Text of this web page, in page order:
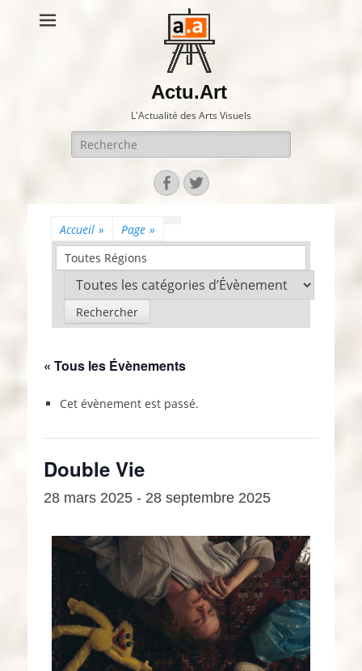
Actu.Art
L'Actualité des Arts Visuels
Recherche
pour:
Facebook
Twitter
Accueil » Page »
Toutes Régions
« Tous les Évènements
Cet évènement est passé.
Double Vie
28 mars 2025 - 28 septembre 2025